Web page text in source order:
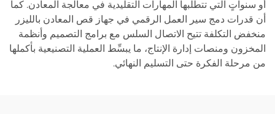
أو سنواتٍ التي تتطلبها المهارات التقليدية في معالجة المعادن. كما
أن قدرات دمج سير العمل الرقمي في جهاز قص المعادن بالليزر
منخفض التكلفة تتيح الاتصال السلس مع برامج التصميم وأنظمة
المخزون ومنصات إدارة الإنتاج، ما يبسِّط العملية التصنيعية بأكملها
من مرحلة الفكرة حتى التسليم النهائي.